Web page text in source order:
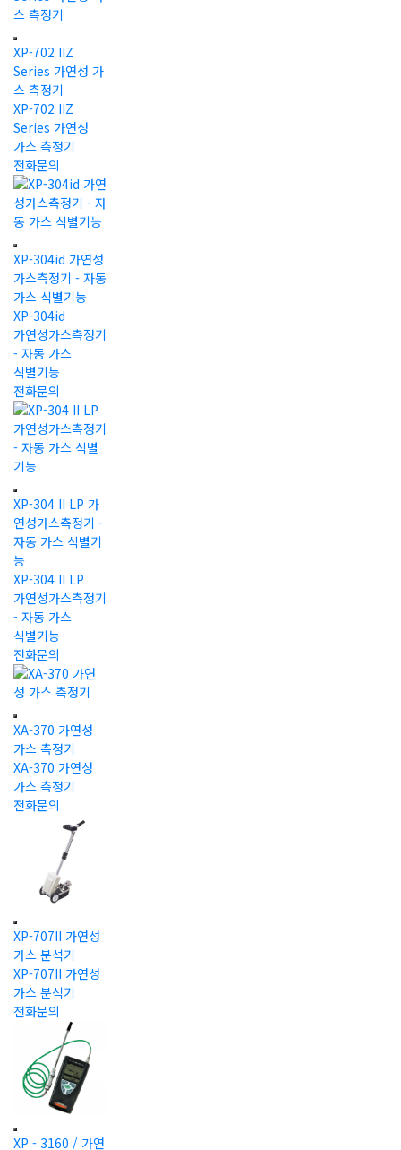
XP-702 IIZ
Series 가연성 가
스 측정기
XP-702 IIZ
Series 가연성
가스 측정기
전화문의
XP-304id 가연성
가스측정기 - 자동
가스 식별기능
XP-304id
가연성가스측정기
- 자동 가스
식별기능
전화문의
XP-304 II LP 가
연성가스측정기 -
자동 가스 식별기
능
XP-304 II LP
가연성가스측정기
- 자동 가스
식별기능
전화문의
XA-370 가연성
가스 측정기
XA-370 가연성
가스 측정기
전화문의
XP-707II 가연성
가스 분석기
XP-707II 가연성
가스 분석기
전화문의
XP - 3160 / 가연